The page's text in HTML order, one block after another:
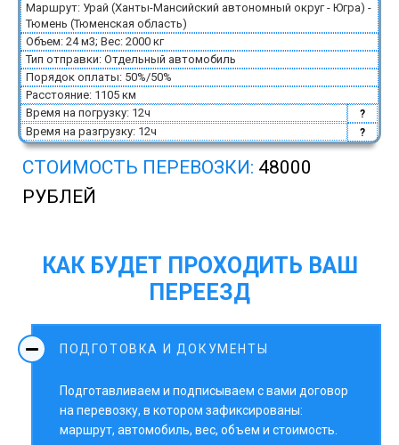
Маршрут: Урай (Ханты-Мансийский автономный округ - Югра) -
Тюмень (Тюменская область)
Объем: 24 м3; Вес: 2000 кг
Тип отправки: Отдельный автомобиль
Порядок оплаты: 50%/50%
Расстояние: 1105 км
Время на погрузку: 12ч
?
Время на разгрузку: 12ч ?
СТОИМОСТЬ ПЕРЕВОЗКИ: 48000
РУБЛЕЙ
КАК БУДЕТ ПРОХОДИТЬ ВАШ
ПЕРЕЕЗД
ПОДГОТОВКА И ДОКУМЕНТЫ
Подготавливаем и подписываем с вами договор
на перевозку, в котором зафиксированы:
маршрут, автомобиль, вес, объем и стоимость.